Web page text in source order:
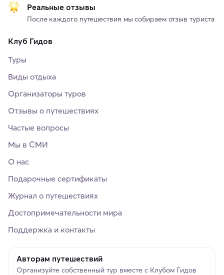
Реальные отзывы
После каждого путешествия мы собираем отзыв туриста
Клуб Гидов
Туры
Виды отдыха
Организаторы туров
Отзывы о путешествиях
Частые вопросы
Мы в СМИ
О нас
Подарочные сертификаты
Журнал о путешествиях
Достопримечательности мира
Поддержка и контакты
Авторам путешествий
Организуйте собственный тур вместе с Клубом Гидов